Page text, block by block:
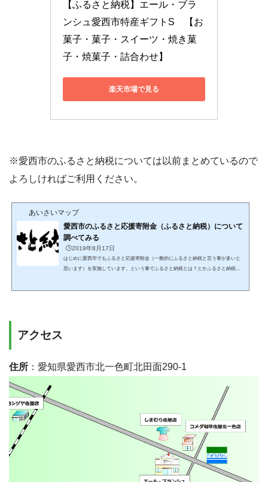
【ふるさと納税】エール・ブラ
ンシュ愛西市特産ギフトS　【お
菓子・菓子・スイーツ・焼き菓
子・焼菓子・詰合わせ】
楽天市場で見る
※愛西市のふるさと納税については以前まとめているので
よろしければご利用ください。
あいさいマップ
愛西市のふるさと応援寄附金（ふるさと納税）について
調べてみる
🕒️2019年8月17日
はじめに愛西市でもふるさと応援寄附金（一般的にふるさと納税と言う事が多いと
思います）を実施しています。という事でふるさと納税とは？とかふるさと納税を
アクセス
住所 ：愛知県愛西市北一色町北田面290-1